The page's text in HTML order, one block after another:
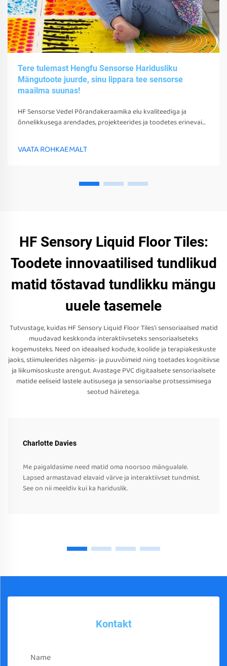
Tere tulemast Hengfu Sensorse Haridusliku
Mängutoote juurde, sinu lippara tee sensorse
maailma suunas!
HF Sensorse Vedel Põrandakeraamika elu kvaliteediga ja
õnnelikkusega arendades, projekteerides ja toodetes erinevaid
tunneid
VAATA ROHKAEMALT
HF Sensory Liquid Floor Tiles:
Toodete innovaatilised tundlikud
matid tõstavad tundlikku mängu
uuele tasemele
Tutvustage, kuidas HF Sensory Liquid Floor Tiles'i sensoriaalsed matid
muudavad keskkonda interaktiivseteks sensoriaalseteks
kogemusteks. Need on ideaalsed kodude, koolide ja terapiakeskuste
jaoks, stiimuleerides nägemis- ja puuvõimeid ning toetades kognitiivse
ja liikumisoskuste arengut. Avastage PVC digitaalsete sensoriaalsete
matide eeliseid lastele autisusega ja sensoriaalse protsessimisega
seotud häiretega.
Charlotte Davies
Me paigaldasime need matid oma noorsoo mängualale.
Lapsed armastavad elavaid värve ja interaktiivset tundmist.
See on nii meeldiv kui ka hariduslik.
Kontakt
Name